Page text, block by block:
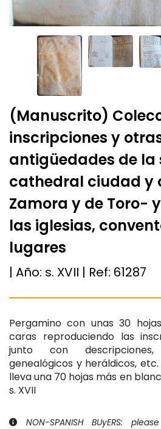
(Manuscrito)
inscripciones y
antigüedades de la
cathedral ciudad y
Zamora y de Toro-
las iglesias,
lugares
| Año: s. XVII | Ref: 61287
Pergamino con unas 30
caras reproduciendo las
junto con
genealógicos y heráldicos,
lleva una 70 hojas más en
s. XVII
NON-SPANISH BUyERS: